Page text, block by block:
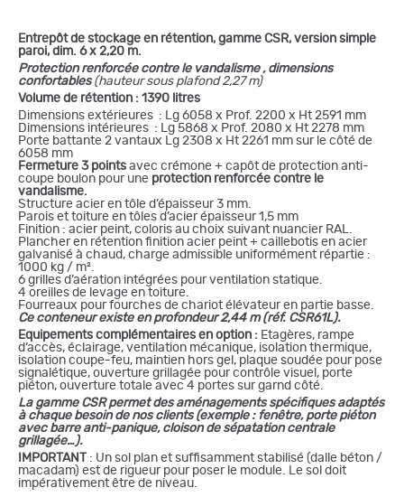
Entrepôt de stockage en rétention, gamme CSR, version simple
paroi, dim. 6 x 2,20 m.
Protection renforcée contre le vandalisme , dimensions
confortables(hauteur sous plafond 2,27 m)
Volume de rétention : 1390 litres
Dimensions extérieures : Lg 6058 x Prof. 2200 x Ht 2591 mm
Dimensions intérieures : Lg 5868 x Prof. 2080 x Ht 2278 mm
Porte battante 2 vantaux Lg 2308 x Ht 2261 mm sur le côté de
6058 mm
Fermeture 3 points avec crémone + capôt de protection anti-
coupe boulon pour une protection renforcée contre le
vandalisme.
Structure acier en tôle d’épaisseur 3 mm.
Parois et toiture en tôles d’acier épaisseur 1,5 mm
Finition : acier peint, coloris au choix suivant nuancier RAL.
Plancher en rétention finition acier peint + caillebotis en acier
galvanisé à chaud, charge admissible uniformément répartie :
1000 kg / m².
6 grilles d’aération intégrées pour ventilation statique.
4 oreilles de levage en toiture.
Fourreaux pour fourches de chariot élévateur en partie basse.
Ce conteneur existe en profondeur 2,44 m (réf. CSR61L).
Equipements complémentaires en option : Etagères, rampe
d’accès, éclairage, ventilation mécanique, isolation thermique,
isolation coupe-feu, maintien hors gel, plaque soudée pour pose
signalétique, ouverture grillagée pour contrôle visuel, porte
piéton, ouverture totale avec 4 portes sur garnd côté.
La gamme CSR permet des aménagements spécifiques adaptés
à chaque besoin de nos clients (exemple : fenêtre, porte piéton
avec barre anti-panique, cloison de sépatation centrale
grillagée…).
IMPORTANT: Un sol plan et suffisamment stabilisé (dalle béton /
macadam) est de rigueur pour poser le module. Le sol doit
impérativement être de niveau.